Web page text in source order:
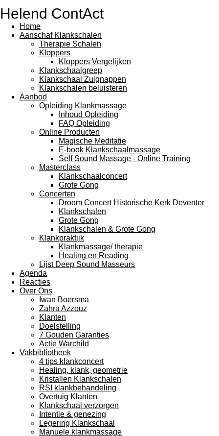
Helend ContAct
Home
Aanschaf Klankschalen
Therapie Schalen
Kloppers
Kloppers Vergelijken
Klankschaalgreep
Klankschaal Zuignappen
Klankschalen beluisteren
Aanbod
Opleiding Klankmassage
Inhoud Opleiding
FAQ Opleiding
Online Producten
Magische Meditatie
E-book Klankschaalmassage
Self Sound Massage - Online Training
Masterclass
Klankschaalconcert
Grote Gong
Concerten
Droom Concert Historische Kerk Deventer
Klankschalen
Grote Gong
Klankschalen & Grote Gong
Klankpraktijk
Klankmassage/ therapie
Healing en Reading
Lijst Deep Sound Masseurs
Agenda
Reacties
Over Ons
Iwan Boersma
Zahra Azzouz
Klanten
Doelstelling
7 Gouden Garanties
Actie Warchild
Vakbibliotheek
4 tips klankconcert
Healing, klank, geometrie
Kristallen Klankschalen
RSI klankbehandeling
Overtuig Klanten
Klankschaal verzorgen
Intentie & genezing
Legering Klankschaal
Manuele klankmassage